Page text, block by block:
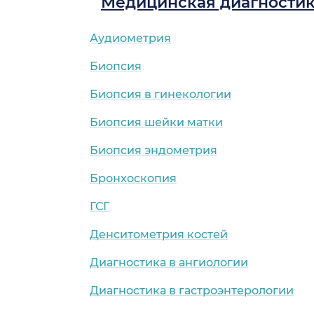
Аудиометрия
Биопсия
Биопсия в гинекологии
Биопсия шейки матки
Биопсия эндометрия
Бронхоскопия
ГСГ
Денситометрия костей
Диагностика в ангиологии
Диагностика в гастроэнтерологии